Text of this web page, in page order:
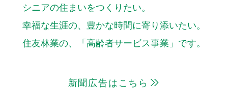
シニアの住まいをつくりたい。
幸福な生涯の、豊かな時間に寄り添いたい。
住友林業の、「高齢者サービス事業」です。
新聞広告はこちら